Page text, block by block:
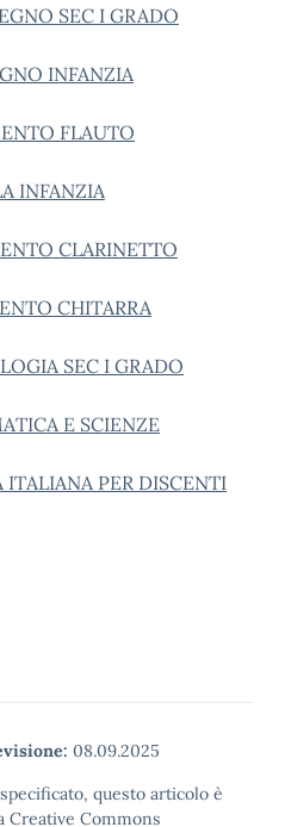
SEC I GRADO
INFANZIA
FLAUTO
INFANZIA
CLARINETTO
CHITARRA
SEC I GRADO
E SCIENZE
PER DISCENTI
08.09.2025
questo articolo è
Creative Commons